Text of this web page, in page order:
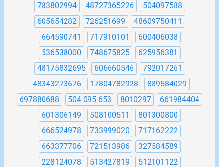
783802994
48727365226
504097588
605654282
726251699
48609750411
664590741
717910101
600406038
536538000
748675825
625956381
48175832695
606660546
792017261
48343273676
17804782928
889584029
697880688
504 095 653 8010297
661984404
601306149
508100511
801300800
666524978
733999020
717162222
663377706
721513986
327584589
228124078
513427819
512101122